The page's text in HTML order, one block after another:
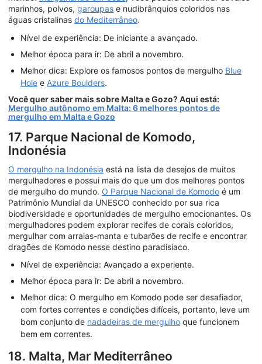
marinhos, polvos, garoupas e nudibrânquios coloridos nas
águas cristalinas do Mediterrâneo.
Nível de experiência: De iniciante a avançado.
Melhor época para ir: De abril a novembro.
Melhor dica: Explore os famosos pontos de mergulho Blue
Hole e Azure Boulders.
Você quer saber mais sobre Malta e Gozo? Aqui está:
Mergulho autônomo em Malta: 6 melhores pontos de
mergulho em Malta e Gozo
17. Parque Nacional de Komodo,
Indonésia
O mergulho na Indonésia está na lista de desejos de muitos
mergulhadores e possui mais do que um dos melhores pontos
de mergulho do mundo. O Parque Nacional de Komodo é um
Patrimônio Mundial da UNESCO conhecido por sua rica
biodiversidade e oportunidades de mergulho emocionantes. Os
mergulhadores podem explorar recifes de corais coloridos,
mergulhar com arraias-manta e tubarões de recife e encontrar
dragões de Komodo nesse destino paradisíaco.
Nível de experiência: Avançado a experiente.
Melhor época para ir: De abril a novembro.
Melhor dica: O mergulho em Komodo pode ser desafiador,
com fortes correntes e condições difíceis, portanto, leve um
bom conjunto de nadadeiras de mergulho que funcionem
bem em correntes.
18. Malta, Mar Mediterrâneo